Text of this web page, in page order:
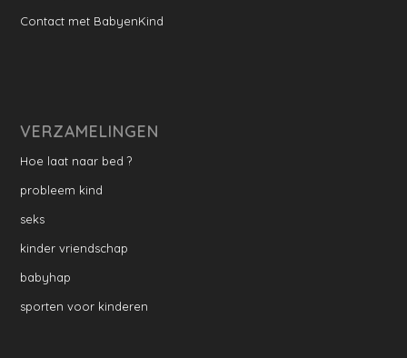
Contact met BabyenKind
VERZAMELINGEN
Hoe laat naar bed ?
probleem kind
seks
kinder vriendschap
babyhap
sporten voor kinderen